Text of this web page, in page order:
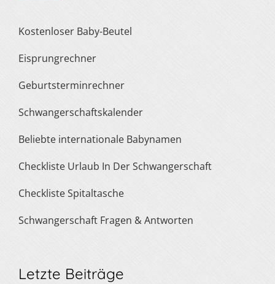
Kostenloser Baby-Beutel
Eisprungrechner
Geburtsterminrechner
Schwangerschaftskalender
Beliebte internationale Babynamen
Checkliste Urlaub In Der Schwangerschaft
Checkliste Spitaltasche
Schwangerschaft Fragen & Antworten
Letzte Beiträge